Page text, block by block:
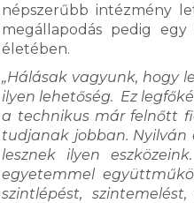
népszerűbb intézmény
megállapodás pedig
életében.
„Hálásak vagyunk, hogy
ilyen lehetőség. Ez
a technikus már felnőtt
tudjanak jobban.
lesznek ilyen
egyetemmel
szintlépést,